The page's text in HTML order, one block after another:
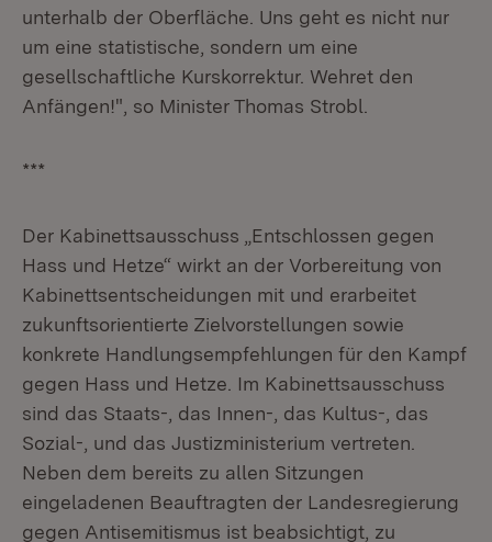
unterhalb der Oberfläche. Uns geht es nicht nur
um eine statistische, sondern um eine
gesellschaftliche Kurskorrektur. Wehret den
Anfängen!", so Minister Thomas Strobl.
***
Der Kabinettsausschuss „Entschlossen gegen
Hass und Hetze“ wirkt an der Vorbereitung von
Kabinettsentscheidungen mit und erarbeitet
zukunftsorientierte Zielvorstellungen sowie
konkrete Handlungsempfehlungen für den Kampf
gegen Hass und Hetze. Im Kabinettsausschuss
sind das Staats-, das Innen-, das Kultus-, das
Sozial-, und das Justizministerium vertreten.
Neben dem bereits zu allen Sitzungen
eingeladenen Beauftragten der Landesregierung
gegen Antisemitismus ist beabsichtigt, zu